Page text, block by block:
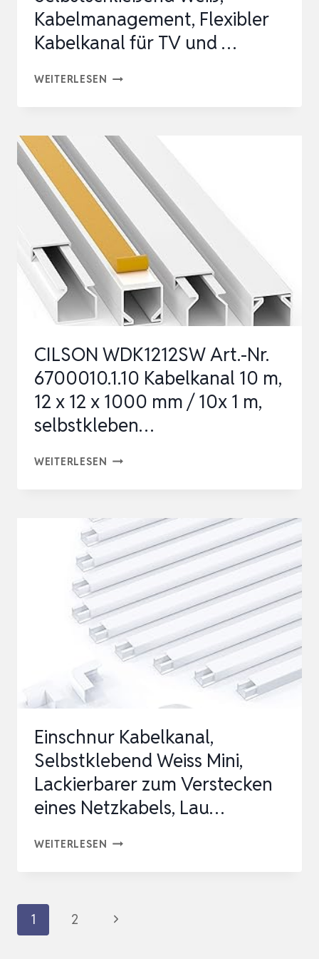
Kabelmanagement, Flexibler
Kabelkanal für TV und …
WEITERLESEN 13MM-
SELBSTSCHLIESSEND W
EISS, KA
BELMANAGEMENT, FL
EXIBLER KA
BELKANAL FÜ
R TV
UN
D …
CILSON WDK1212SW Art.-Nr.
6700010.1.10 Kabelkanal 10 m,
12 x 12 x 1000 mm / 10x 1 m,
selbstkleben…
WEITERLESEN CILSON
6700010.1.10
KABELKANAL
10
M,
12
MM
/
10X
1
SELBSTKLEBEN…
Einschnur Kabelkanal,
Selbstklebend Weiss Mini,
Lackierbarer zum Verstecken
eines Netzkabels, Lau…
WEITERLESEN EINSCHNUR
MINI,
Seitennavigation
1 2
Nächste